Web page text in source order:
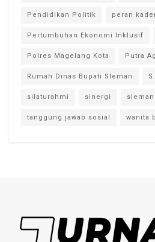
Pendidikan Politik peran
Pertumbuhan Ekonomi Inklusif
Polres Magelang Kota Putra
Rumah Dinas Bupati Sleman
silaturahmi sinergi sleman
tanggung jawab sosial wanita